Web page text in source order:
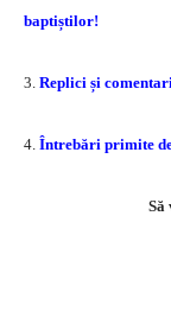
baptiștilor!
3. Replici și
4. Întrebări primite
Să